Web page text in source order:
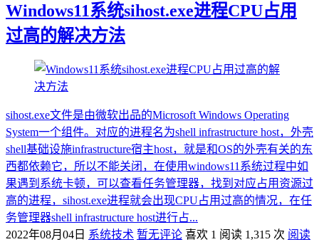
Windows11系统sihost.exe进程CPU占用
过高的解决方法
sihost.exe文件是由微软出品的Microsoft Windows Operating
System一个组件。对应的进程名为shell infrastructure host，外壳
shell基础设施infrastructure宿主host，就是和OS的外壳有关的东
西都依赖它，所以不能关闭，在使用windows11系统过程中如
果遇到系统卡顿，可以查看任务管理器，找到对应占用资源过
高的进程，sihost.exe进程就会出现CPU占用过高的情况，在任
务管理器shell infrastructure host进行占...
2022年08月04日 系统技术 暂无评论 喜欢 1 阅读 1,315 次 阅读